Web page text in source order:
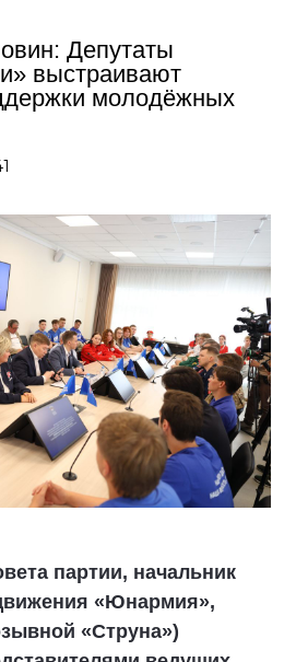
Депутаты
выстраивают
молодёжных
партии, начальник
«Юнармия»,
«Струна»)